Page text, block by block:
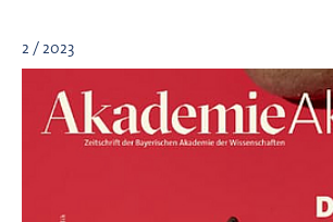
2 / 2023